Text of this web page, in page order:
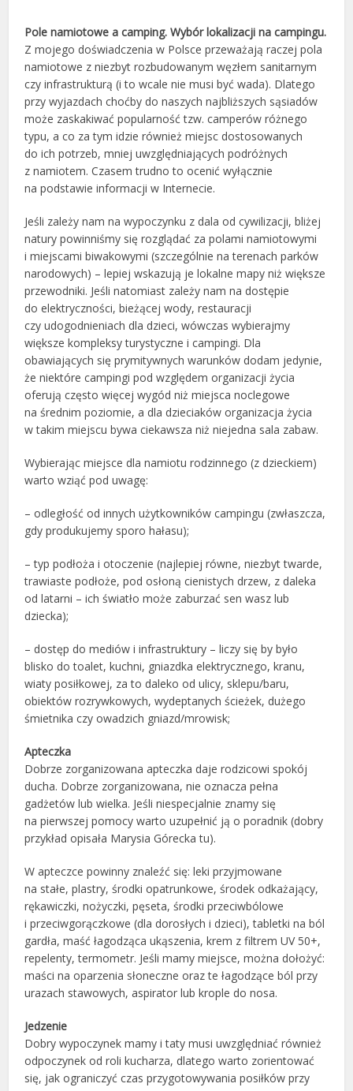
Pole namiotowe a camping. Wybór lokalizacji na campingu.
Z mojego doświadczenia w Polsce przeważają raczej pola
namiotowe z niezbyt rozbudowanym węzłem sanitarnym
czy infrastrukturą (i to wcale nie musi być wada). Dlatego
przy wyjazdach choćby do naszych najbliższych sąsiadów
może zaskakiwać popularność tzw. camperów różnego
typu, a co za tym idzie również miejsc dostosowanych
do ich potrzeb, mniej uwzględniających podróżnych
z namiotem. Czasem trudno to ocenić wyłącznie
na podstawie informacji w Internecie.
Jeśli zależy nam na wypoczynku z dala od cywilizacji, bliżej
natury powinniśmy się rozglądać za polami namiotowymi
i miejscami biwakowymi (szczególnie na terenach parków
narodowych) – lepiej wskazują je lokalne mapy niż większe
przewodniki. Jeśli natomiast zależy nam na dostępie
do elektryczności, bieżącej wody, restauracji
czy udogodnieniach dla dzieci, wówczas wybierajmy
większe kompleksy turystyczne i campingi. Dla
obawiających się prymitywnych warunków dodam jedynie,
że niektóre campingi pod względem organizacji życia
oferują często więcej wygód niż miejsca noclegowe
na średnim poziomie, a dla dzieciaków organizacja życia
w takim miejscu bywa ciekawsza niż niejedna sala zabaw.
Wybierając miejsce dla namiotu rodzinnego (z dzieckiem)
warto wziąć pod uwagę:
– odległość od innych użytkowników campingu (zwłaszcza,
gdy produkujemy sporo hałasu);
– typ podłoża i otoczenie (najlepiej równe, niezbyt twarde,
trawiaste podłoże, pod osłoną cienistych drzew, z daleka
od latarni – ich światło może zaburzać sen wasz lub
dziecka);
– dostęp do mediów i infrastruktury – liczy się by było
blisko do toalet, kuchni, gniazdka elektrycznego, kranu,
wiaty posiłkowej, za to daleko od ulicy, sklepu/baru,
obiektów rozrywkowych, wydeptanych ścieżek, dużego
śmietnika czy owadzich gniazd/mrowisk;
Apteczka
Dobrze zorganizowana apteczka daje rodzicowi spokój
ducha. Dobrze zorganizowana, nie oznacza pełna
gadżetów lub wielka. Jeśli niespecjalnie znamy się
na pierwszej pomocy warto uzupełnić ją o poradnik (dobry
przykład opisała Marysia Górecka tu).
W apteczce powinny znaleźć się: leki przyjmowane
na stałe, plastry, środki opatrunkowe, środek odkażający,
rękawiczki, nożyczki, pęseta, środki przeciwbólowe
i przeciwgorączkowe (dla dorosłych i dzieci), tabletki na ból
gardła, maść łagodząca ukąszenia, krem z filtrem UV 50+,
repelenty, termometr. Jeśli mamy miejsce, można dołożyć:
maści na oparzenia słoneczne oraz te łagodzące ból przy
urazach stawowych, aspirator lub krople do nosa.
Jedzenie
Dobry wypoczynek mamy i taty musi uwzględniać również
odpoczynek od roli kucharza, dlatego warto zorientować
się, jak ograniczyć czas przygotowywania posiłków przy